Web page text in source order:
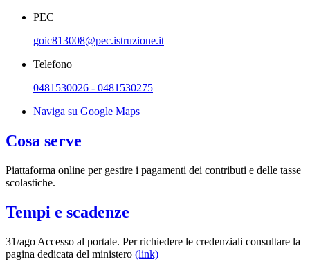
PEC
goic813008@pec.istruzione.it
Telefono
0481530026 - 0481530275
Naviga su Google Maps
Cosa serve
Piattaforma online per gestire i pagamenti dei contributi e delle tasse
scolastiche.
Tempi e scadenze
31/ago Accesso al portale. Per richiedere le credenziali consultare la
pagina dedicata del ministero (link)